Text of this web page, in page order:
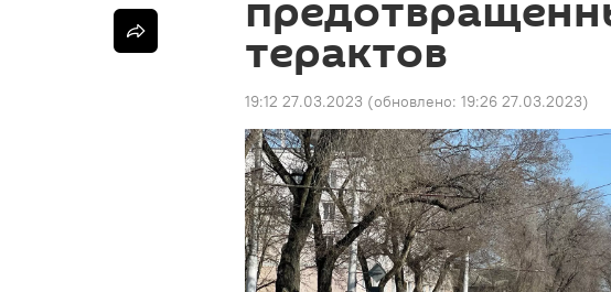
терактов
19:12 27.03.2023 (обновлено: 19:26 27.03.2023)